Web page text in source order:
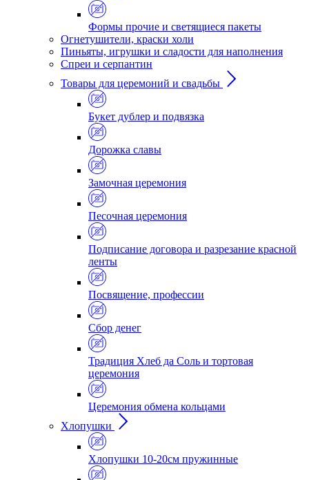
Формы прочие и светящиеся пакеты
Огнетушители, краски холи
Пиньяты, игрушки и сладости для наполнения
Спреи и серпантин
Товары для церемоний и свадьбы
Букет дублер и подвязка
Дорожка славы
Замочная церемония
Песочная церемония
Подписание договора и разрезание красной
ленты
Посвящение, профессии
Сбор денег
Традиция Хлеб да Соль и тортовая
церемония
Церемония обмена кольцами
Хлопушки
Хлопушки 10-20см пружинные